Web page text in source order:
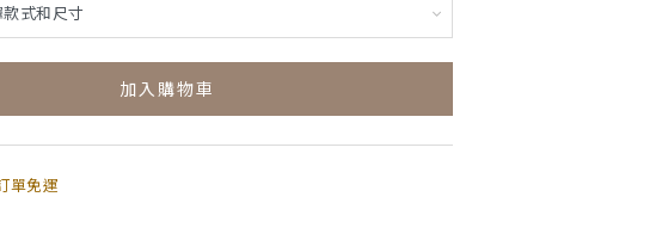
加入購物車
單免運